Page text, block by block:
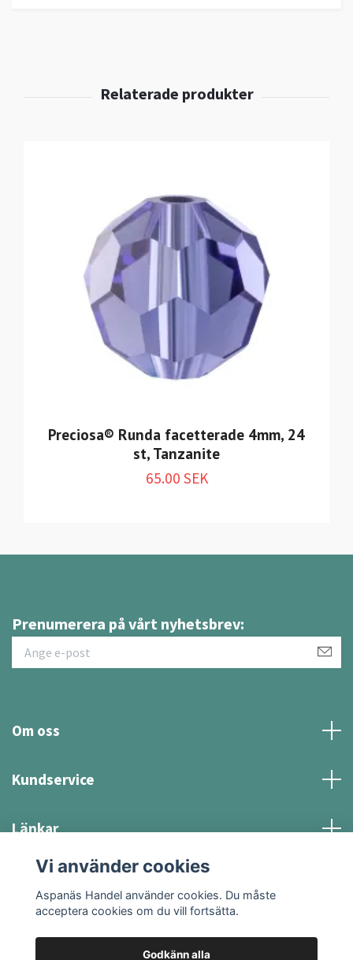
Preciosa® Runda facetterade 4mm, 24
st, Tanzanite
65.00 SEK
Prenumerera på vårt nyhetsbrev:
Om oss
Kundservice
Länkar
Sociala medier
Vi använder cookies
Aspanäs Handel använder cookies. Du måste
acceptera cookies om du vill fortsätta.
Godkänn alla